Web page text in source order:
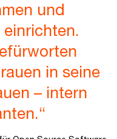
und
in seine
– intern